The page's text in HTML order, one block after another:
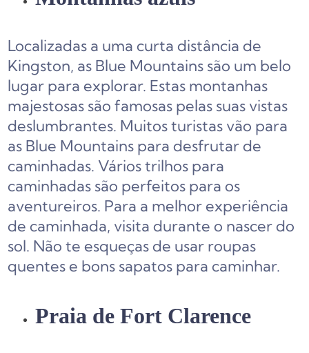
Localizadas a uma curta distância de
Kingston, as Blue Mountains são um belo
lugar para explorar. Estas montanhas
majestosas são famosas pelas suas vistas
deslumbrantes. Muitos turistas vão para
as Blue Mountains para desfrutar de
caminhadas. Vários trilhos para
caminhadas são perfeitos para os
aventureiros. Para a melhor experiência
de caminhada, visita durante o nascer do
sol. Não te esqueças de usar roupas
quentes e bons sapatos para caminhar.
Praia de Fort Clarence